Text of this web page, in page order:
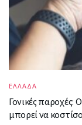
ΕΛΛΑΔΑ
Γονικές παροχές:
μπορεί να